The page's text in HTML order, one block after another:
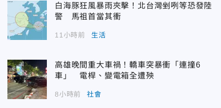
白海豚狂風暴雨夾擊！北台灣剉咧等恐發陸
警 馬祖首當其衝
11小時前 生活
高雄晚間重大車禍！轎車突暴衝「連撞6
車」 電桿、變電箱全遭殃
8小時前 社會